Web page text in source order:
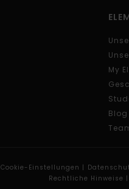
My
Blog
Cookie-Einstellungen |
Rechtliche Hinweise |